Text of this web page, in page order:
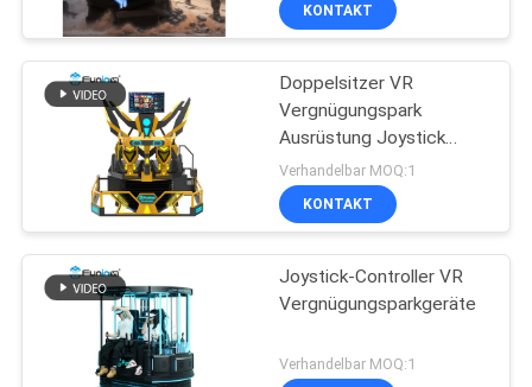
KONTAKT
Doppelsitzer VR
Vergnügungspark
Ausrüstung Joystick
betrieben
Verhandelbar MOQ:1
KONTAKT
Joystick-Controller VR
Vergnügungsparkgeräte
Verhandelbar MOQ:1